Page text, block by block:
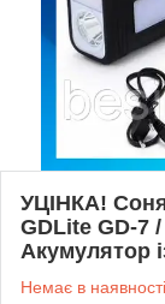
УЦІНКА!
GDLite GD-7
Акумулятор
Немає в наявності